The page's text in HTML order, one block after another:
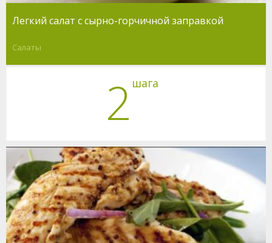
Легкий салат с сырно-горчичной заправкой
Салаты
2 шага